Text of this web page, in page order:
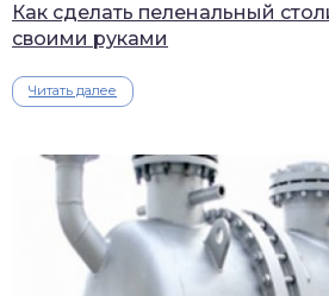
Как сделать пеленальный
своими руками
Читать далее